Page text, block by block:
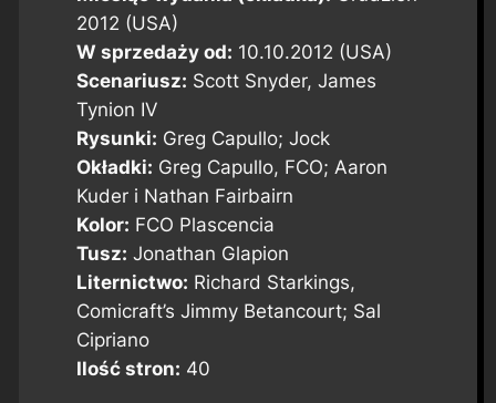
2012 (USA)
W sprzedaży od: 10.10.2012 (USA)
Scenariusz: Scott Snyder, James
Tynion IV
Rysunki: Greg Capullo; Jock
Okładki: Greg Capullo, FCO; Aaron
Kuder i Nathan Fairbairn
Kolor: FCO Plascencia
Tusz: Jonathan Glapion
Liternictwo: Richard Starkings,
Comicraft’s Jimmy Betancourt; Sal
Cipriano
Ilość stron: 40